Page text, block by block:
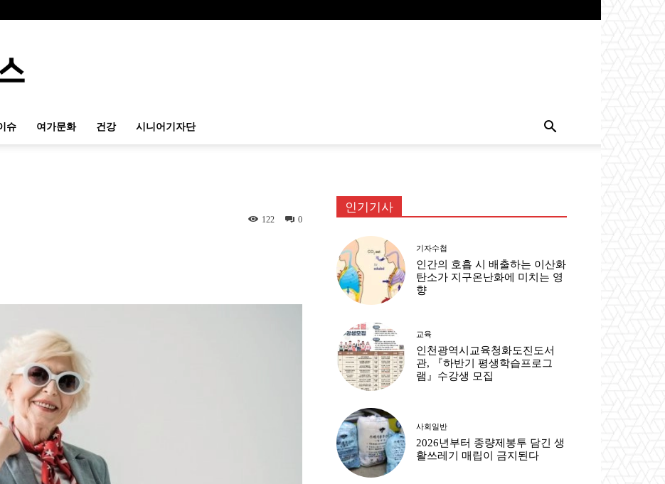
슈 여가문화 건강 시니어기자단
0
122
인기기사
기자수첩
인간의 호흡 시 배출하는 이산화
탄소가 지구온난화에 미치는 영
향
교육
인천광역시교육청화도진도서
관, 『하반기 평생학습프로그
램』수강생 모집
사회일반
2026년부터 종량제봉투 담긴 생
활쓰레기 매립이 금지된다